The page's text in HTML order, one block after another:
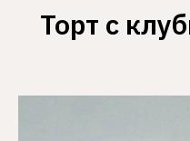
Торт с